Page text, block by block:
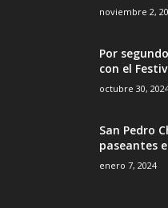
noviembre 2,
Por
con el
octubre 30,
San Pedro
paseantes
enero 7, 2024